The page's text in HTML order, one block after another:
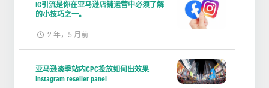
IG引流是你在亚马逊店铺运营中必须了解
的小技巧之一。
2 年，5 月前
亚马逊淡季站内CPC投放如何出效果
Instagram reseller panel